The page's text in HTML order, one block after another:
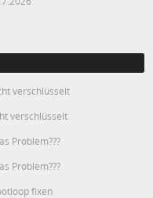
verschlüsselt
verschlüsselt
Problem???
Problem???
fixen